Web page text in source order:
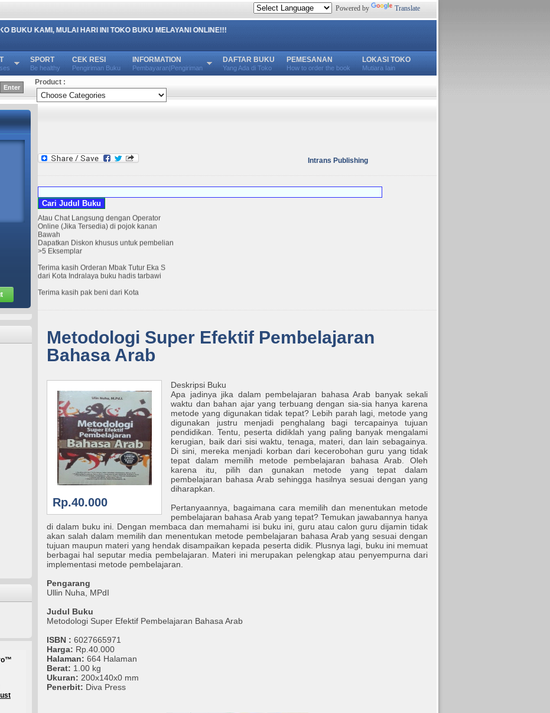
Powered by Translate
MULAI HARI INI TOKO BUKU MELAYANI ONLINE!!!
SPORT
Be healthy
CEK RESI
Pengiriman Buku
INFORMATION
Pembayaran|Pengiriman
DAFTAR BUKU
Yang Ada di Toko
PEMESANAN
How to order the book
LOKASI TOKO
Mutiara Iain
Product :
Intrans Publishing
SILAHKAN ORDER VIA SMS atau
Atau Chat Langsung dengan Operator
Online (Jika Tersedia) di pojok kanan
Bawah
Dapatkan Diskon khusus untuk pembelian
>5 Eksemplar
Terima kasih Orderan Mbak Tutur Eka S
dari Kota Indralaya buku hadis tarbawi
Terima kasih pak beni dari Kota
palangkaraya untuk pemesanan buku
kamus syariah
pendidikan
Metodologi Super Efektif Pembelajaran
Bahasa Arab
Rp.40.000
Deskripsi Buku
Apa jadinya jika dalam pembelajaran bahasa Arab banyak sekali
waktu dan bahan ajar yang terbuang dengan sia-sia hanya karena
metode yang digunakan tidak tepat? Lebih parah lagi, metode yang
digunakan justru menjadi penghalang bagi tercapainya tujuan
pendidikan. Tentu, peserta didiklah yang paling banyak mengalami
kerugian, baik dari sisi waktu, tenaga, materi, dan lain sebagainya.
Di sini, mereka menjadi korban dari kecerobohan guru yang tidak
tepat dalam memilih metode pembelajaran bahasa Arab. Oleh
karena itu, pilih dan gunakan metode yang tepat dalam
pembelajaran bahasa Arab sehingga hasilnya sesuai dengan yang
diharapkan.
Pertanyaannya, bagaimana cara memilih dan menentukan metode
pembelajaran bahasa Arab yang tepat? Temukan jawabannya hanya
di dalam buku ini. Dengan membaca dan memahami isi buku ini, guru atau calon guru dijamin tidak
akan salah dalam memilih dan menentukan metode pembelajaran bahasa Arab yang sesuai dengan
tujuan maupun materi yang hendak disampaikan kepada peserta didik. Plusnya lagi, buku ini memuat
berbagai hal seputar media pembelajaran. Materi ini merupakan pelengkap atau penyempurna dari
implementasi metode pembelajaran.
Pengarang
Ullin Nuha, MPdI
Judul Buku
Metodologi Super Efektif Pembelajaran Bahasa Arab
ISBN : 6027665971
Harga: Rp.40.000
Halaman: 664 Halaman
Berat: 1.00 kg
Ukuran: 200x140x0 mm
Penerbit: Diva Press